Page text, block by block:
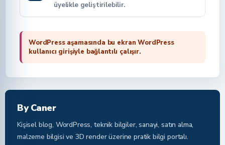
üyelikle geliştirilebilir.
WordPress aşamasında bu ekran WordPress
kullanıcı girişiyle bağlantılı çalışır.
By Caner
Kişisel blog, WordPress, teknik bilgiler, sanayi, satın alma,
malzeme bilgisi ve 3D render üzerine pratik bilgi portalı.